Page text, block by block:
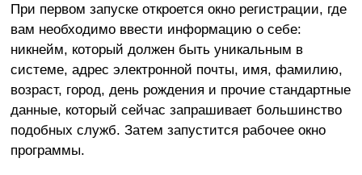
При первом запуске откроется окно регистрации, где
вам необходимо ввести информацию о себе:
никнейм, который должен быть уникальным в
системе, адрес электронной почты, имя, фамилию,
возраст, город, день рождения и прочие стандартные
данные, который сейчас запрашивает большинство
подобных служб. Затем запустится рабочее окно
программы.